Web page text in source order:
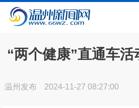
“两个健康”直通车活
温州发布 2024-11-27 08:27:00